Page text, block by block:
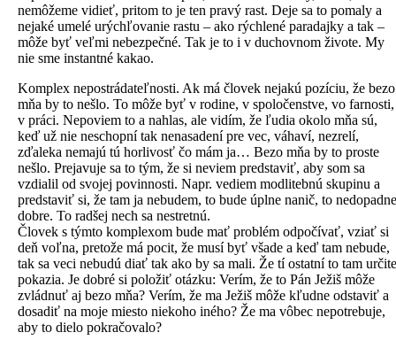
nemôžeme vidieť, pritom to je ten pravý rast. Deje sa to pomaly a
nejaké umelé urýchľovanie rastu – ako rýchlené paradajky a tak –
môže byť veľmi nebezpečné. Tak je to i v duchovnom živote. My
nie sme instantné kakao.
Komplex nepostrádateľnosti. Ak má človek nejakú pozíciu, že bezo
mňa by to nešlo. To môže byť v rodine, v spoločenstve, vo farnosti,
v práci. Nepoviem to a nahlas, ale vidím, že ľudia okolo mňa sú,
keď už nie neschopní tak nenasadení pre vec, váhaví, nezrelí,
zďaleka nemajú tú horlivosť čo mám ja… Bezo mňa by to proste
nešlo. Prejavuje sa to tým, že si neviem predstaviť, aby som sa
vzdialil od svojej povinnosti. Napr. vediem modlitebnú skupinu a
predstaviť si, že tam ja nebudem, to bude úplne nanič, to nedopadne
dobre. To radšej nech sa nestretnú.
Človek s týmto komplexom bude mať problém odpočívať, vziať si
deň voľna, pretože má pocit, že musí byť všade a keď tam nebude,
tak sa veci nebudú diať tak ako by sa mali. Že tí ostatní to tam určite
pokazia. Je dobré si položiť otázku: Verím, že to Pán Ježiš môže
zvládnuť aj bezo mňa? Verím, že ma Ježiš môže kľudne odstaviť a
dosadiť na moje miesto niekoho iného? Že ma vôbec nepotrebuje,
aby to dielo pokračovalo?